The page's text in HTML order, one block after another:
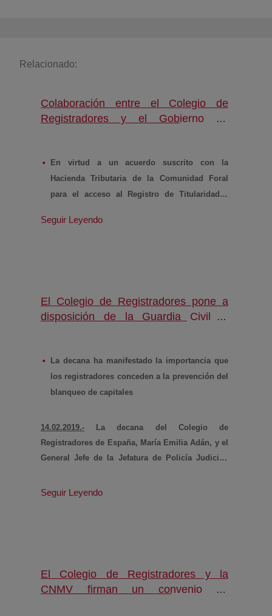
Relacionado:
Colaboración entre el Colegio de
Registradores y el Gobierno de
En virtud a un acuerdo suscrito con la
Hacienda Tributaria de la Comunidad Foral
para el acceso al Registro de Titularidades
través del Registro Mercantil, una información
clave en las investigaciones relacionadas con la
Seguir Leyendo
El Colegio de Registradores pone a
disposición de la Guardia Civil el
La decana ha manifestado la importancia que
los registradores conceden a la prevención del
blanqueo de capitales
14.02.2019.- La decana del Colegio de
Registradores de España, María Emilia Adán, y el
General Jefe de la Jefatura de Policía Judicial,
acuerdo de colaboración entre ambas
Seguir Leyendo
El Colegio de Registradores y la
CNMV firman un convenio de